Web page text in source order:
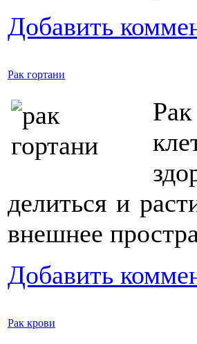
Добавить
Рак гортани
делиться и
внешнее
Добавить
Рак крови